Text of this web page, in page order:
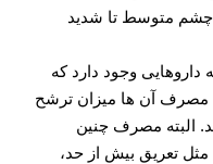
چشم متوسط تا شدید
وجود دارد که
مصرف آن ها میزان ترشح
البته مصرف چنین
تعریق بیش از حد،